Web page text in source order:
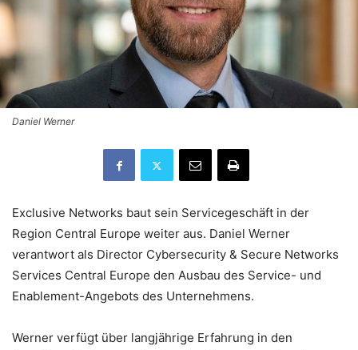
Daniel Werner
Exclusive Networks baut sein Servicegeschäft in der
Region Central Europe weiter aus. Daniel Werner
verantwort als Director Cybersecurity & Secure Networks
Services Central Europe den Ausbau des Service- und
Enablement-Angebots des Unternehmens.
Werner verfügt über langjährige Erfahrung in den